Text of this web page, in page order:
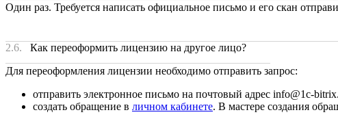
Один раз. Требуется написать официальное письмо и его скан
2.6.
Как переоформить лицензию на другое лицо?
Для переоформления лицензии необходимо отправить запрос:
отправить электронное письмо на почтовый адрес info@1c-
создать обращение в личном кабинете. В мастере создания